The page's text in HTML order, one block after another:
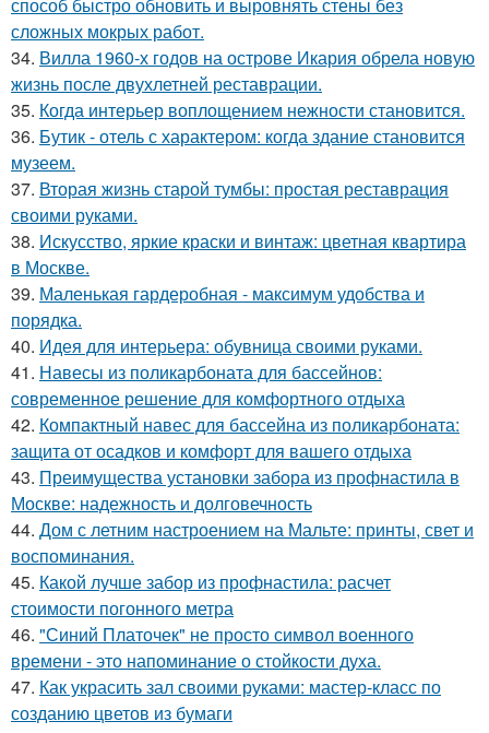
сложных мокрых работ.
34. Вилла 1960-х годов на острове Икария обрела новую
жизнь после двухлетней реставрации.
35. Когда интерьер воплощением нежности становится.
36. Бутик - отель с характером: когда здание становится
музеем.
37. Вторая жизнь старой тумбы: простая реставрация
своими руками.
38. Искусство, яркие краски и винтаж: цветная квартира
в Москве.
39. Маленькая гардеробная - максимум удобства и
порядка.
40. Идея для интерьера: обувница своими руками.
41. Навесы из поликарбоната для бассейнов:
современное решение для комфортного отдыха
42. Компактный навес для бассейна из поликарбоната:
защита от осадков и комфорт для вашего отдыха
43. Преимущества установки забора из профнастила в
Москве: надежность и долговечность
44. Дом с летним настроением на Мальте: принты, свет и
воспоминания.
45. Какой лучше забор из профнастила: расчет
стоимости погонного метра
46. "Синий Платочек" не просто символ военного
времени - это напоминание о стойкости духа.
47. Как украсить зал своими руками: мастер-класс по
созданию цветов из бумаги